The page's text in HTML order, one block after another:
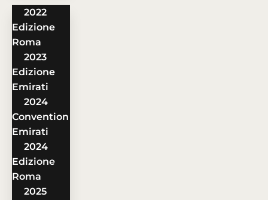
2022
Edizione
Roma
2023
Edizione
Emirati
2024
Convention
Emirati
2024
Edizione
Roma
2025